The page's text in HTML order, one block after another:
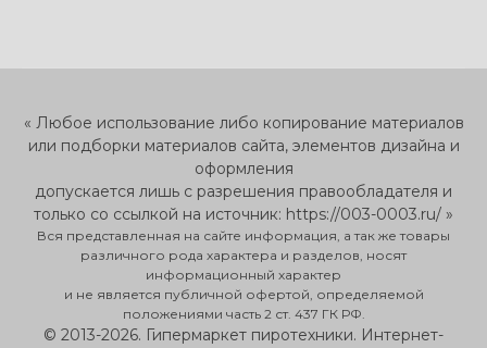
« Любое использование либо копирование материалов
или подборки материалов сайта, элементов дизайна и
оформления
допускается лишь с разрешения правообладателя и
только со ссылкой на источник: https://003-0003.ru/ »
Вся представленная на сайте информация, а так же товары
различного рода характера и разделов, носят
информационный характер
и не является публичной офертой, определяемой
положениями часть 2 ст. 437 ГК РФ.
© 2013-2026. Гипермаркет пиротехники. Интернет-